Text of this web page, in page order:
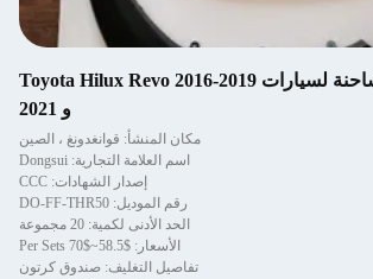
مشاعل رفرف الشاحنة لسيارات Toyota Hilux Revo 2016-2019
و 2021
مكان المنشأ: قوانغدونغ ، الصين
اسم العلامة التجارية: Dongsui
إصدار الشهادات: CCC
رقم الموديل: DO-FF-THR50
الحد الأدنى لكمية: 20 مجموعة
الأسعار: $58.5~$70 Per Sets
تفاصيل التغليف: صندوق كرتون